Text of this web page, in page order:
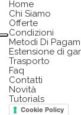
Home
Chi Siamo
Offerte
Condizioni
Metodi Di
Estensione di
Trasporto
Faq
Contatti
Novità
Tutorials
Cookie Policy